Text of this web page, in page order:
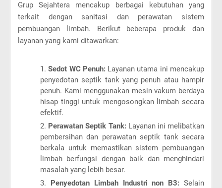
Grup Sejahtera mencakup berbagai kebutuhan yang
terkait dengan sanitasi dan perawatan sistem
pembuangan limbah. Berikut beberapa produk dan
layanan yang kami ditawarkan:
Sedot WC Penuh:Layanan utama ini mencakup
penyedotan septik tank yang penuh atau hampir
penuh. Kami menggunakan mesin vakum berdaya
hisap tinggi untuk mengosongkan limbah secara
efektif.
Perawatan Septik Tank:Layanan ini melibatkan
pembersihan dan perawatan septik tank secara
berkala untuk memastikan sistem pembuangan
limbah berfungsi dengan baik dan menghindari
masalah yang lebih besar.
Penyedotan Limbah Industri non B3: Selain